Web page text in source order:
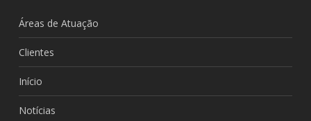
Áreas de Atuação
Clientes
Início
Notícias